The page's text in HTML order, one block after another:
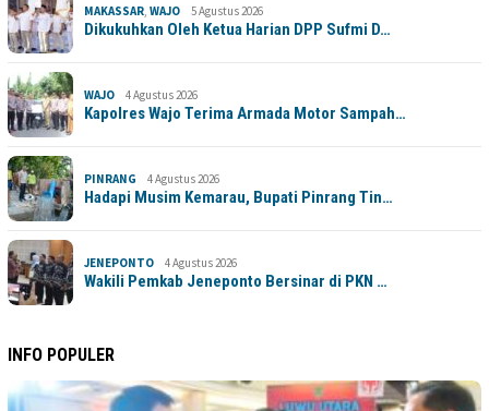
MAKASSAR, WAJO 5 Agustus 2026
Dikukuhkan Oleh Ketua Harian DPP Sufmi D…
WAJO 4 Agustus 2026
Kapolres Wajo Terima Armada Motor Sampah…
PINRANG 4 Agustus 2026
Hadapi Musim Kemarau, Bupati Pinrang Tin…
JENEPONTO 4 Agustus 2026
Wakili Pemkab Jeneponto Bersinar di PKN …
INFO POPULER